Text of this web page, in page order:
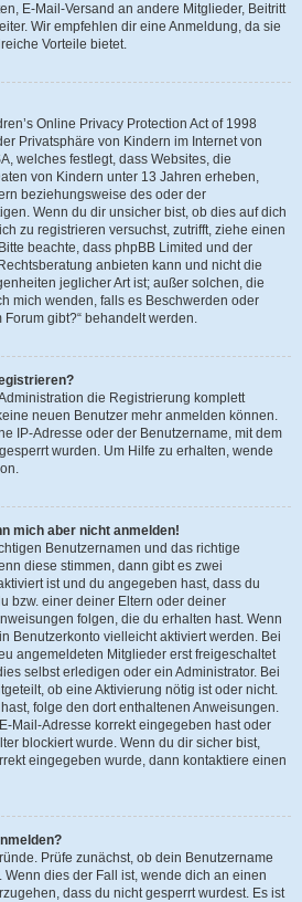
E-Mail-Versand an andere Mitglieder, Beitritt
Wir empfehlen dir eine Anmeldung, da sie
Vorteile bietet.
Online Privacy Protection Act of 1998
Privatsphäre von Kindern im Internet von
welches festlegt, dass Websites, die
von Kindern unter 13 Jahren erheben,
beziehungsweise des oder der
Wenn du dir unsicher bist, ob dies auf dich
zu registrieren versuchst, zutrifft, ziehe einen
beachte, dass phpBB Limited und der
anbieten kann und nicht die
jeglicher Art ist; außer solchen, die
mich wenden, falls es Beschwerden oder
gibt?“ behandelt werden.
die Registrierung komplett
neuen Benutzer mehr anmelden können.
IP-Adresse oder der Benutzername, mit dem
wurden. Um Hilfe zu erhalten, wende
mich aber nicht anmelden!
Benutzernamen und das richtige
diese stimmen, dann gibt es zwei
ist und du angegeben hast, dass du
bzw. einer deiner Eltern oder deiner
folgen, die du erhalten hast. Wenn
Benutzerkonto vielleicht aktiviert werden. Bei
angemeldeten Mitglieder erst freigeschaltet
selbst erledigen oder ein Administrator. Bei
ob eine Aktivierung nötig ist oder nicht.
folge den dort enthaltenen Anweisungen.
Mail-Adresse korrekt eingegeben hast oder
blockiert wurde. Wenn du dir sicher bist,
eingegeben wurde, dann kontaktiere einen
Prüfe zunächst, ob dein Benutzername
dies der Fall ist, wende dich an einen
dass du nicht gesperrt wurdest. Es ist